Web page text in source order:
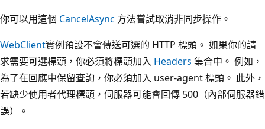
你可以用這個 CancelAsync 方法嘗試取消非同步操作。
WebClient實例預設不會傳送可選的 HTTP 標頭。 如果你的請
求需要可選標頭，你必須將標頭加入 Headers 集合中。 例如，
為了在回應中保留查詢，你必須加入 user-agent 標頭。 此外，
若缺少使用者代理標頭，伺服器可能會回傳 500（內部伺服器錯
誤）。